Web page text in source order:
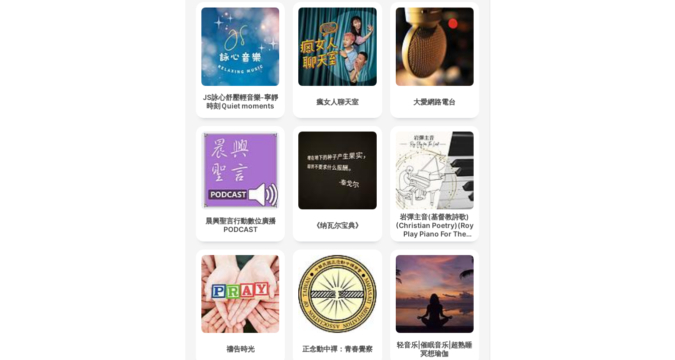
JS詠心舒壓輕音樂-寧靜
時刻Ｑuiet moments
瘋女人聊天室 大愛網路電台
晨興聖言行動數位廣播
PODCAST
《纳瓦尔宝典》
岩彈主音(基督教詩歌)
(Christian Poetry)(Roy
Play Piano For The
Lord)
禱告時光 正念動中禪：青春覺察
轻音乐|催眠音乐|超熟睡
冥想瑜伽